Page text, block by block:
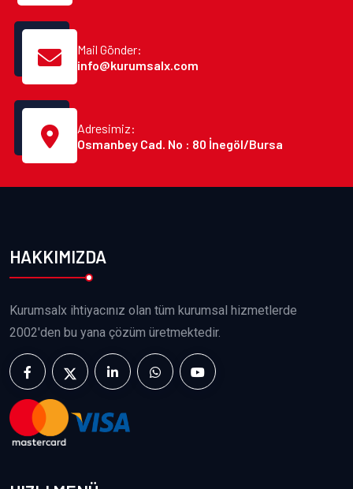
Mail Gönder:
info@kurumsalx.com
Adresimiz:
Osmanbey Cad. No : 80 İnegöl/Bursa
HAKKIMIZDA
Kurumsalx ihtiyacınız olan tüm kurumsal hizmetlerde
2002'den bu yana çözüm üretmektedir.